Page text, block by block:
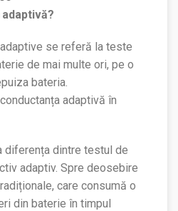
se referă la teste
de mai multe ori, pe o
bateria.
adaptivă în
diferența dintre testul de
adaptiv. Spre deosebire
care consumă o
din baterie în timpul